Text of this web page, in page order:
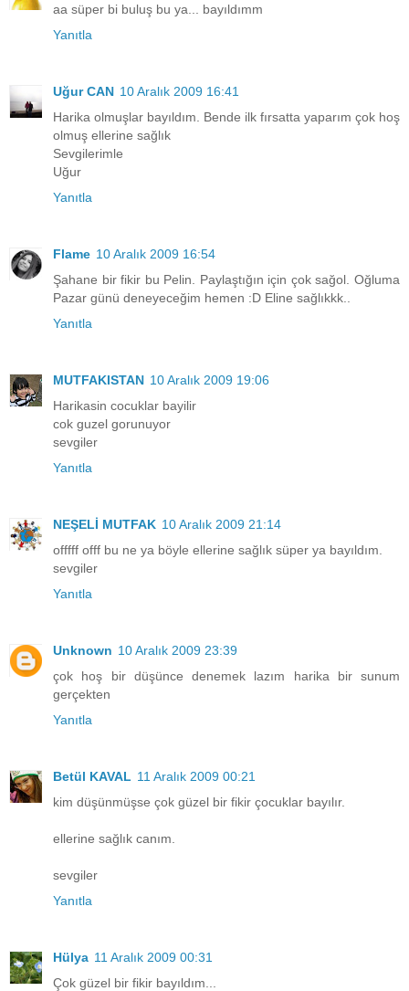
aa süper bi buluş bu ya... bayıldımm
Yanıtla
Uğur CAN 10 Aralık 2009 16:41
Harika olmuşlar bayıldım. Bende ilk fırsatta yaparım çok hoş
olmuş ellerine sağlık
Sevgilerimle
Uğur
Yanıtla
Flame 10 Aralık 2009 16:54
Şahane bir fikir bu Pelin. Paylaştığın için çok sağol. Oğluma
Pazar günü deneyeceğim hemen :D Eline sağlıkkk..
Yanıtla
MUTFAKISTAN 10 Aralık 2009 19:06
Harikasin cocuklar bayilir
cok guzel gorunuyor
sevgiler
Yanıtla
NEŞELİ MUTFAK 10 Aralık 2009 21:14
offfff offf bu ne ya böyle ellerine sağlık süper ya bayıldım.
sevgiler
Yanıtla
Unknown 10 Aralık 2009 23:39
çok hoş bir düşünce denemek lazım harika bir sunum
gerçekten
Yanıtla
Betül KAVAL 11 Aralık 2009 00:21
kim düşünmüşse çok güzel bir fikir çocuklar bayılır.
ellerine sağlık canım.
sevgiler
Yanıtla
Hülya 11 Aralık 2009 00:31
Çok güzel bir fikir bayıldım...